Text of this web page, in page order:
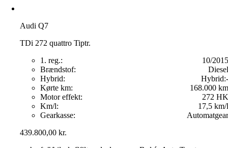
Audi Q7
TDi 272 quattro Tiptr.
1. reg.:
10/2015
Brændstof:
Diesel
Hybrid:
Hybrid:-
Kørte km:
168.000 km
Motor effekt:
272 HK
Km/l:
17,5 km/l
Gearkasse:
Automatgear
439.800,00kr.